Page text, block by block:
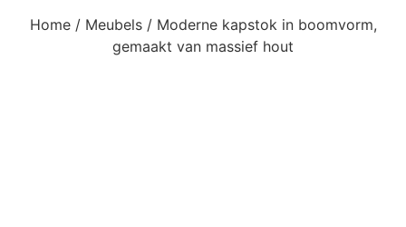
Home/ Meubels/ Moderne kapstok in boomvorm,
gemaakt van massief hout